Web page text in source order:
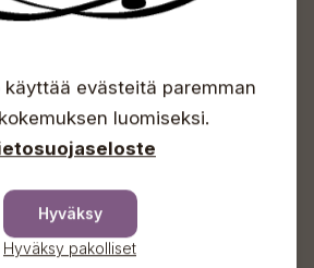
käyttää evästeitä paremman
luomiseksi.
Hyväksy
Hyväksy pakolliset